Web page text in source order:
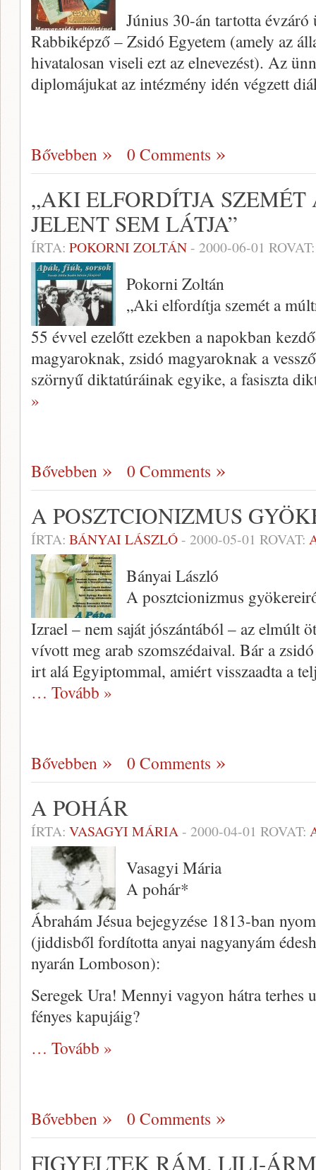
Június 30-án tartotta évzáró
Rabbiképző – Zsidó Egyetem (amely az
hivatalosan viseli ezt az el­nevezést). Az
diplomájukat az intézmény idén végzett
Bővebben 0 Comments
„AKI ELFORDÍTJA
JELENT SEM LÁTJA”
ÍRTA: POKORNI ZOLTÁN- 2000-06-01
Pokorni Zoltán
„Aki elfordítja szemét a
55 évvel ezelőtt ezekben a napok­ban
magyaroknak, zsidó magyaroknak a
szörnyű diktatúráinak egyike, a fasiszta
»
Bővebben 0 Comments
A POSZTCIONIZMUS
ÍRTA: BÁNYAI LÁSZLÓ- 2000-05-01 ROVAT:
Bányai László
A posztcionizmus
Izrael – nem saját jószántából – az el­múlt
vívott meg arab szomszédaival. Bár a
irt alá Egyiptommal, amiért visszaadta a
… Tovább »
Bővebben 0 Comments
A POHÁR
ÍRTA: VASAGYI MÁRIA- 2000-04-01 ROVAT:
Vasagyi Mária
A pohár*
Ábrahám Jésua bejegyzése 1813-ban
(jiddisből fordította anyai nagy­anyám
nyarán Lomboson):
Seregek Ura! Mennyi vagyon hát­ra terhes
fényes kapujáig?
… Tovább »
Bővebben 0 Comments
FIGYELTEK RÁM, LILI-